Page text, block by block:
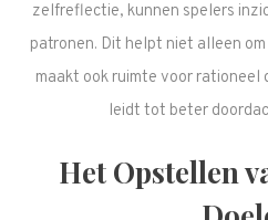
zelfreflectie, kunnen spelers
patronen. Dit helpt niet alleen
maakt ook ruimte voor rationeel
leidt tot beter
Het Opstellen